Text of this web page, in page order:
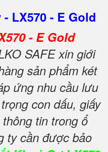
LX570 - E Gold
- E Gold
SAFE xin giới
sản phẩm két
ứng nhu cầu lưu
con dấu, giấy
tin trong ổ
ty cần được bảo